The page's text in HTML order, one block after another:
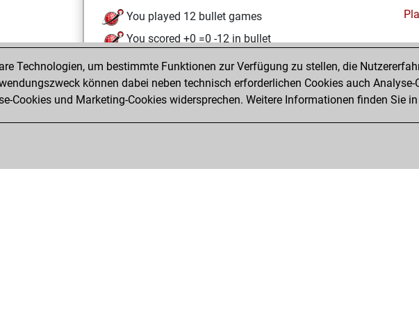
You played 12 bullet games
You scored +0 =0 -12 in bullet
Montag, September 18, 2023
You created your Fritz account
Technologien, um bestimmte Funktionen zur Verfügung zu stellen, die
können dabei neben technisch erforderlichen Cookies auch
Cookies und Marketing-Cookies widersprechen. Weitere Informationen finden Sie